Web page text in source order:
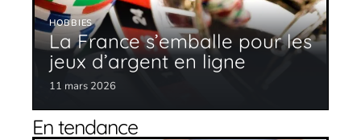
HOBBIES
La France s’emballe pour les
jeux d’argent en ligne
11 mars 2026
En tendance